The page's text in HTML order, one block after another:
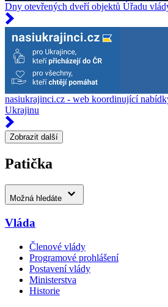
Dny otevřených dveří objektů Úřadu
nasiukrajinci.cz - web koordinující
Ukrajinu
Zobrazit další
Patička
Možná hledáte
Vláda
Členové vlády
Programové prohlášení
Postavení vlády
Ministerstva
Historie